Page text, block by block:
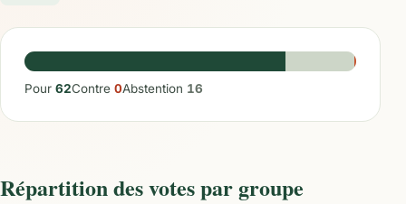
Pour 62Contre 0Abstention 16
Répartition des votes par groupe